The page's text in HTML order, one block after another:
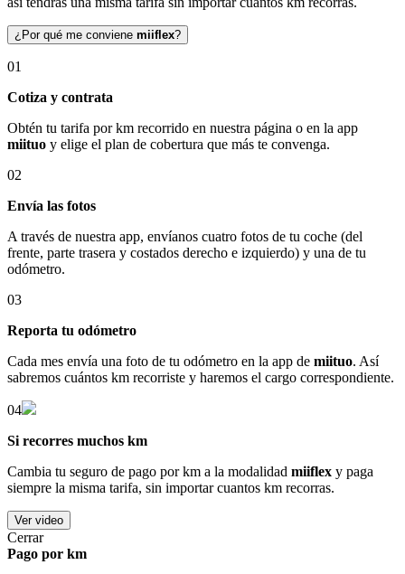
¿Por qué me conviene miiflex?
01
Cotiza y contrata
Obtén tu tarifa por km recorrido en nuestra página o en la app
miituo y elige el plan de cobertura que más te convenga.
02
Envía las fotos
A través de nuestra app, envíanos cuatro fotos de tu coche (del
frente, parte trasera y costados derecho e izquierdo) y una de tu
odómetro.
03
Reporta tu odómetro
Cada mes envía una foto de tu odómetro en la app de miituo. Así
sabremos cuántos km recorriste y haremos el cargo correspondiente.
04
Si recorres muchos km
Cambia tu seguro de pago por km a la modalidad miiflex y paga
siempre la misma tarifa, sin importar cuantos km recorras.
Ver video
Cerrar
Pago por km